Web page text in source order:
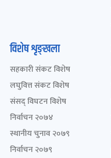
विशेष शृङ्खला
सहकारी संकट विशेष
लघुवित्त संकट विशेष
संसद् विघटन विशेष
निर्वाचन २०७४
स्थानीय चुनाव २०७९
निर्वाचन २०७९